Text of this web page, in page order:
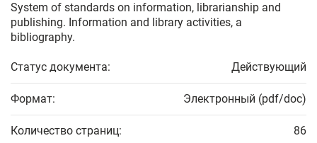
System of standards on information, librarianship and
publishing. Information and library activities, a
bibliography.
Статус документа: Действующий
Формат: Электронный (pdf/doc)
Количество страниц: 86